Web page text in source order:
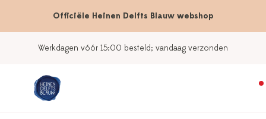
Officiële Heinen Delfts Blauw webshop
Werkdagen vóór 15:00 besteld; vandaag verzonden